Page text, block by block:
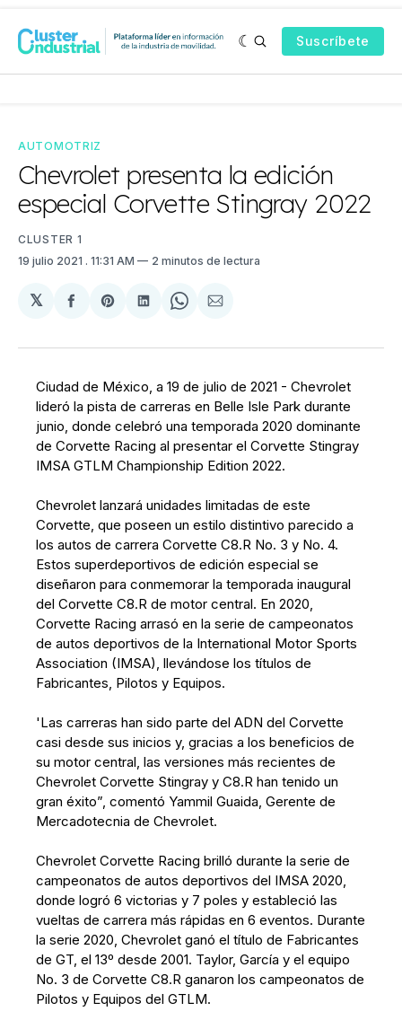
Suscríbete
AUTOMOTRIZ
Chevrolet presenta la edición
especial Corvette Stingray 2022
CLUSTER 1
19 julio 2021 . 11:31 AM 2 minutos de lectura
𝕏
Compartir
Facebook
Share
Pinterest
Compartir
LinkedIn
Share
WhatsApp
Compartir
Email
Ciudad de México, a 19 de julio de 2021 - Chevrolet
lideró la pista de carreras en Belle Isle Park durante
junio, donde celebró una temporada 2020 dominante
de Corvette Racing al presentar el Corvette Stingray
IMSA GTLM Championship Edition 2022.
Chevrolet lanzará unidades limitadas de este
Corvette, que poseen un estilo distintivo parecido a
los autos de carrera Corvette C8.R No. 3 y No. 4.
Estos superdeportivos de edición especial se
diseñaron para conmemorar la temporada inaugural
del Corvette C8.R de motor central. En 2020,
Corvette Racing arrasó en la serie de campeonatos
de autos deportivos de la International Motor Sports
Association (IMSA), llevándose los títulos de
Fabricantes, Pilotos y Equipos.
'Las carreras han sido parte del ADN del Corvette
casi desde sus inicios y, gracias a los beneficios de
su motor central, las versiones más recientes de
Chevrolet Corvette Stingray y C8.R han tenido un
gran éxito”, comentó Yammil Guaida, Gerente de
Mercadotecnia de Chevrolet.
Chevrolet Corvette Racing brilló durante la serie de
campeonatos de autos deportivos del IMSA 2020,
donde logró 6 victorias y 7 poles y estableció las
vueltas de carrera más rápidas en 6 eventos. Durante
la serie 2020, Chevrolet ganó el título de Fabricantes
de GT, el 13º desde 2001. Taylor, García y el equipo
No. 3 de Corvette C8.R ganaron los campeonatos de
Pilotos y Equipos del GTLM.